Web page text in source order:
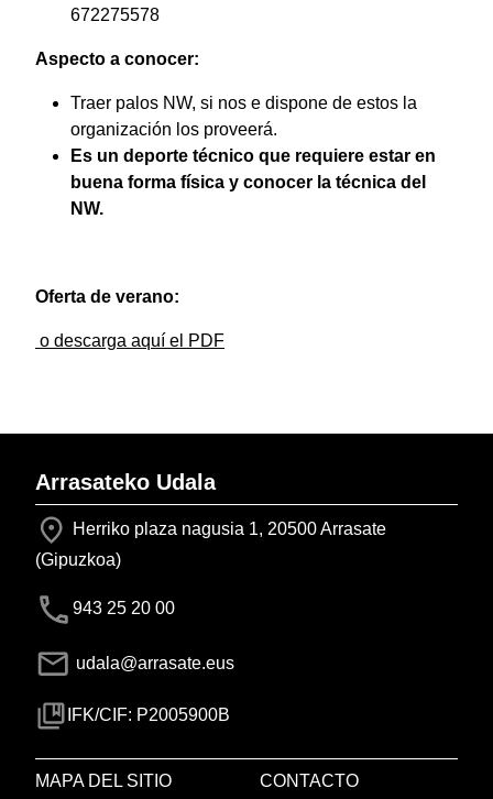
672275578
Aspecto a conocer:
Traer palos NW, si nos e dispone de estos la
organización los proveerá.
Es un deporte técnico que requiere estar en
buena forma física y conocer la técnica del
NW.
Oferta de verano:
o descarga aquí el PDF
Arrasateko Udala
Herriko plaza nagusia 1, 20500 Arrasate
(Gipuzkoa)
943 25 20 00
udala@arrasate.eus
IFK/CIF: P2005900B
MAPA DEL SITIO CONTACTO